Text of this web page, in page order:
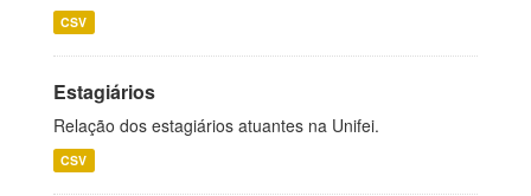
CSV
Estagiários
Relação dos estagiários atuantes na Unifei.
CSV